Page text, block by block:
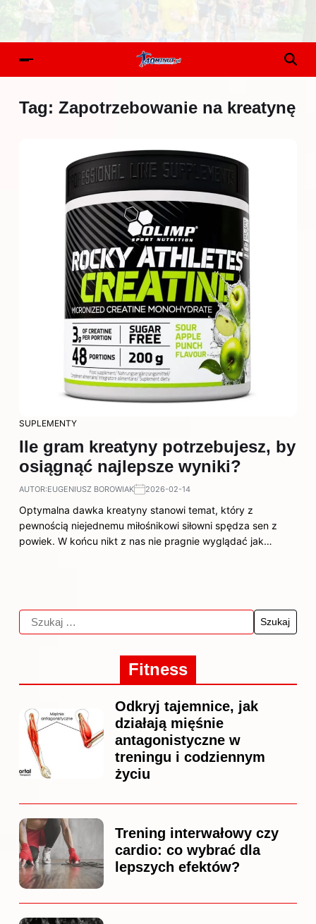
Tag: Zapotrzebowanie na kreatynę
SUPLEMENTY
Ile gram kreatyny potrzebujesz, by
osiągnąć najlepsze wyniki?
AUTOR:EUGENIUSZ BOROWIAK 2026-02-14
Optymalna dawka kreatyny stanowi temat, który z
pewnością niejednemu miłośnikowi siłowni spędza sen z
powiek. W końcu nikt z nas nie pragnie wyglądać jak…
Fitness
Odkryj tajemnice, jak
działają mięśnie
antagonistyczne w
treningu i codziennym
życiu
Trening interwałowy czy
cardio: co wybrać dla
lepszych efektów?